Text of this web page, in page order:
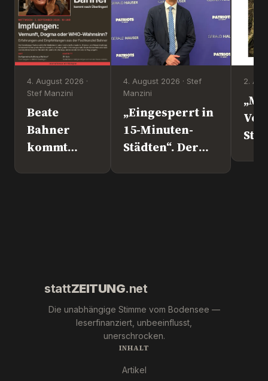
4. August 2026 ·
Stef Manzini
Beate
Bahner
kommt
4. August 2026 · Stef
Manzini
„Eingesperrt in
15-Minuten-
Städten“. Der
2.
Steht
stattZEITUNG.net
Die unabhängige Stimme vom Bodensee —
leserfinanziert, unbeeinflusst,
unerschrocken.
INHALT
Artikel